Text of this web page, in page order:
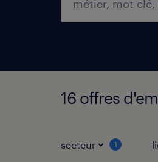
16 offres
secteur 1